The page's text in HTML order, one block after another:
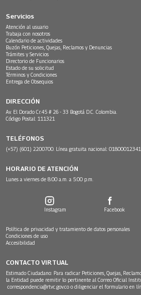
Servicios
Atención al usuario
Trabaja con nosotros
Calendario de actividades
Buzón Peticiones, Quejas, Reclamos y Denuncias
Trámites y Servicios
Directorio de Funcionarios
Estado de su solicitud
Términos y Condiciones
Entrega de Obsequios
DIRECCIÓN
Av. El Dorado Cr.45 # 26 - 33 Bogotá D.C. Colombia.
Código Postal: 111321
TELÉFONOS
(+57) (601) 2200700. Línea gratuita nacional:
HORARIO DE ATENCIÓN
Lunes a viernes de 8:00 a.m. a 5:00 p.m.
Instagram Facebook
Política de privacidad y tratamiento de datos personales
Condiciones de uso
Accesibilidad
CONTACTO VIRTUAL
Estimado Ciudadano: Para radicar Peticiones, Quejas,
la Entidad puede remitir lo pertinente al Correo Oficial
correspondencia@rtvc.gov.co o diligenciar el formulario en